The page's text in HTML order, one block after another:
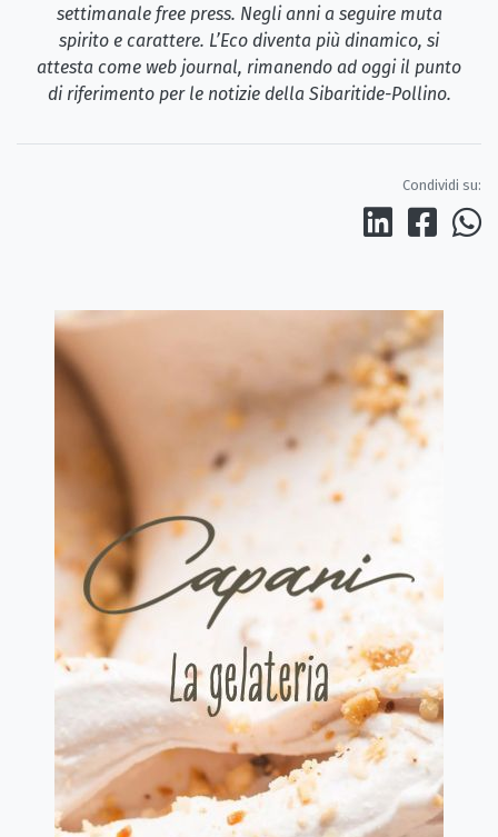
settimanale free press. Negli anni a seguire muta
spirito e carattere. L’Eco diventa più dinamico, si
attesta come web journal, rimanendo ad oggi il punto
di riferimento per le notizie della Sibaritide-Pollino.
Condividi su: